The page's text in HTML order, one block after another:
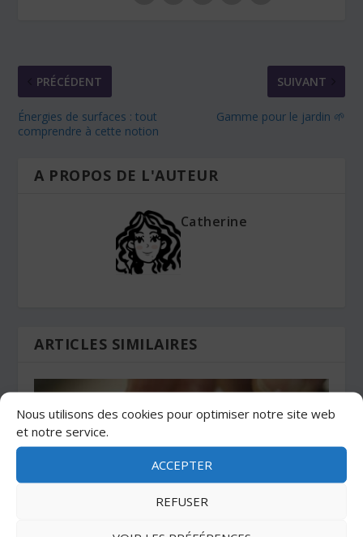
Nous utilisons des cookies pour optimiser notre site web
et notre service.
ACCEPTER
REFUSER
PRÉCÉDENT
Énergies de surfaces : tout
comprendre à cette notion
SUIVANT
Gamme pour le jardin 🌱
A PROPOS DE L'AUTEUR
Catherine
ARTICLES SIMILAIRES